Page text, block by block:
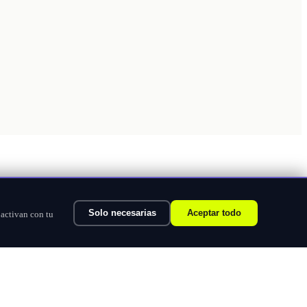
con tu Solo necesarias Aceptar todo